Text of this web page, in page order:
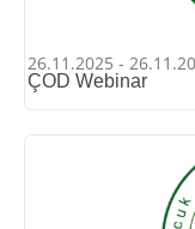
26.11.2025 -
ÇOD Webinar